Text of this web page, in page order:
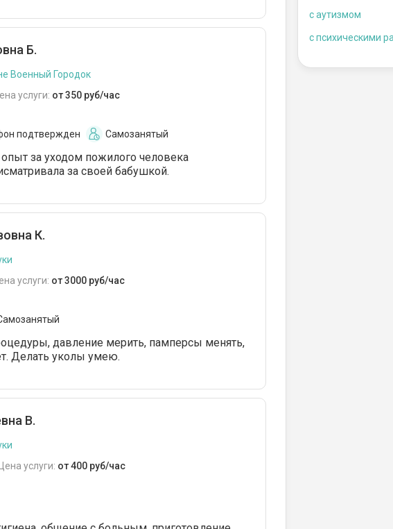
Б.
Военный Городок
услуги: от 350 руб/час
подтвержден Самозанятый
за уходом пожилого человека
за своей бабушкой.
К.
услуги: от 3000 руб/час
давление мерить, памперсы менять,
Делать уколы умею.
В.
Цена услуги: от 400 руб/час
c аутизмом
с психическими